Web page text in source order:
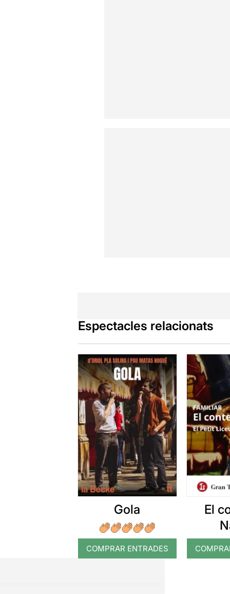
Espectacles relacionats
Gola
COMPRAR ENTRADES
El